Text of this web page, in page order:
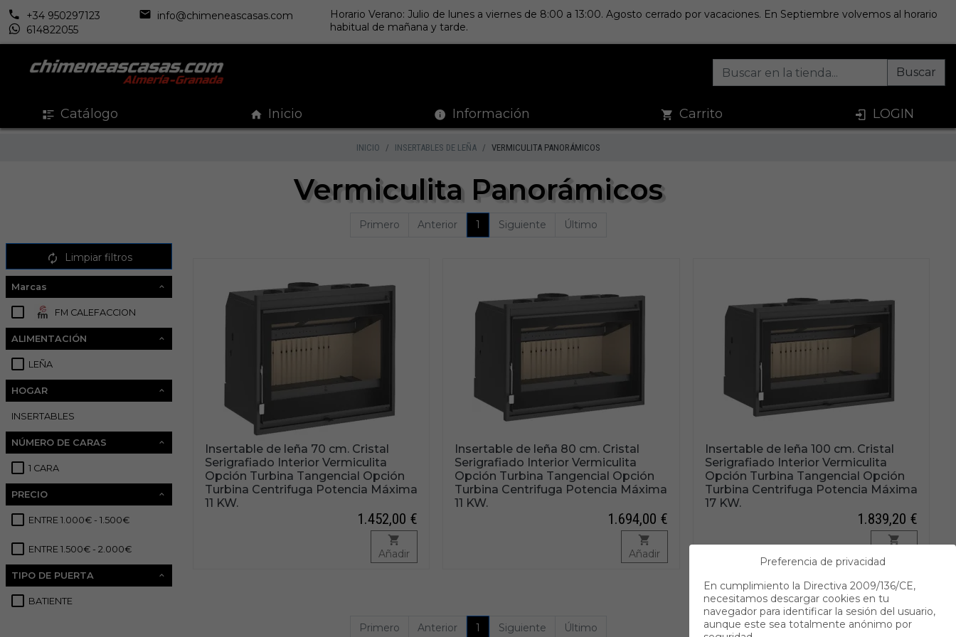
+34 950297123
info@chimeneascasas.com
614822055
Horario Verano: Julio de lunes a viernes de 8:00 a 13:00. Agosto cerrado por vacaciones. En Septiembre volvemos al horario
habitual de mañana y tarde.
Buscar
Catálogo Inicio Información Carrito LOGIN
INICIO INSERTABLES DE LEÑA VERMICULITA PANORÁMICOS
Vermiculita Panorámicos
Primero Anterior 1 Siguiente Último
Limpiar filtros
Marcas
FM CALEFACCION
ALIMENTACIÓN
LEÑA
HOGAR
INSERTABLES
NÚMERO DE CARAS
1 CARA
PRECIO
ENTRE 1.000€ - 1.500€
ENTRE 1.500€ - 2.000€
TIPO DE PUERTA
BATIENTE
Insertable de leña 70 cm. Cristal
Serigrafiado Interior Vermiculita
Opción Turbina Tangencial Opción
Turbina Centrifuga Potencia Máxima
11 KW.
1.452,00 €
Añadir
Insertable de leña 80 cm. Cristal
Serigrafiado Interior Vermiculita
Opción Turbina Tangencial Opción
Turbina Centrifuga Potencia Máxima
11 KW.
1.694,00 €
Añadir
Insertable de leña 100 cm. Cristal
Serigrafiado Interior Vermiculita
Opción Turbina Tangencial Opción
Turbina Centrifuga Potencia Máxima
17 KW.
1.839,20 €
Primero Anterior 1 Siguiente Último
Preferencia de privacidad
En cumplimiento la Directiva 2009/136/CE,
necesitamos descargar cookies en tu
navegador para identificar la sesión del usuario,
aunque este sea totalmente anónimo por